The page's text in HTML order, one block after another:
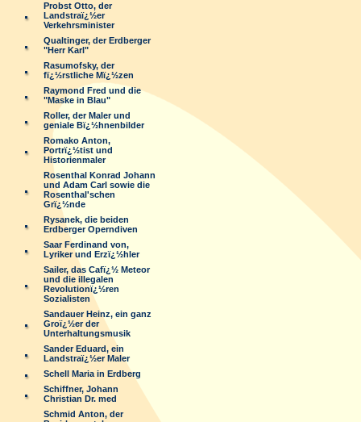
Probst Otto, der
Landstraï¿½er
Verkehrsminister
Qualtinger, der Erdberger
"Herr Karl"
Rasumofsky, der
fï¿½rstliche Mï¿½zen
Raymond Fred und die
"Maske in Blau"
Roller, der Maler und
geniale Bï¿½hnenbilder
Romako Anton,
Portrï¿½tist und
Historienmaler
Rosenthal Konrad Johann
und Adam Carl sowie die
Rosenthal'schen
Grï¿½nde
Rysanek, die beiden
Erdberger Operndiven
Saar Ferdinand von,
Lyriker und Erzï¿½hler
Sailer, das Cafï¿½ Meteor
und die illegalen
Revolutionï¿½ren
Sozialisten
Sandauer Heinz, ein ganz
Groï¿½er der
Unterhaltungsmusik
Sander Eduard, ein
Landstraï¿½er Maler
Schell Maria in Erdberg
Schiffner, Johann
Christian Dr. med
Schmid Anton, der